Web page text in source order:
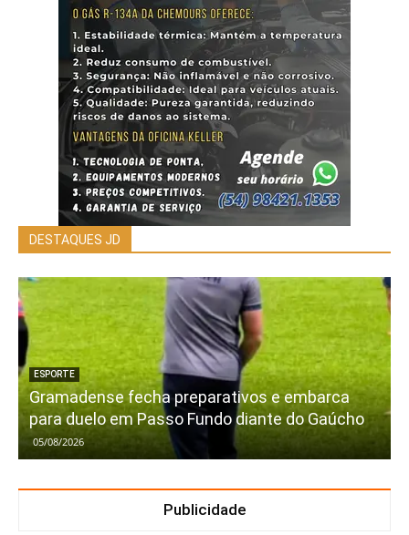
DESTAQUES JD
ESPORTE
Gramadense fecha preparativos e embarca
para duelo em Passo Fundo diante do Gaúcho
05/08/2026
Publicidade